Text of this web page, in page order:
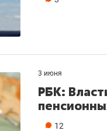
3 июня
РБК:
12